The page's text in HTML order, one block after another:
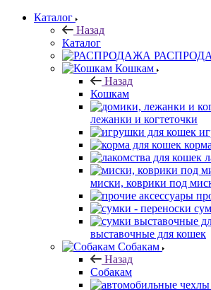
Каталог
Назад
Каталог
Кошкам
Назад
Кошкам
лежанки и когтеточки
миски, коврики под
выставочные для кошек
Собакам
Назад
Собакам